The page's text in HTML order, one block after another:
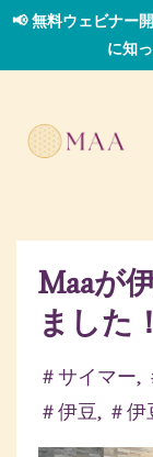
📢 無料ウェビナー
に知
Maaが
ました！
＃サイマー
＃伊豆
＃